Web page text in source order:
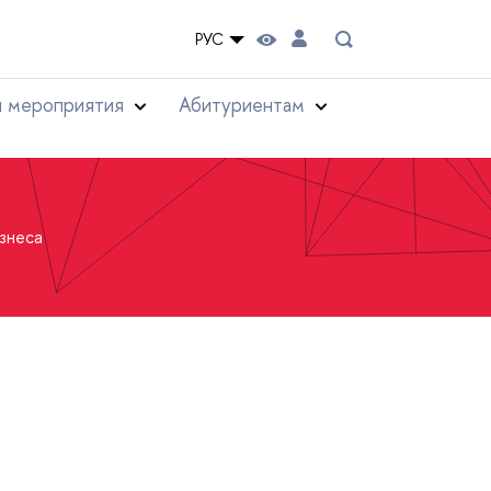
РУС
мероприятия Абитуриентам